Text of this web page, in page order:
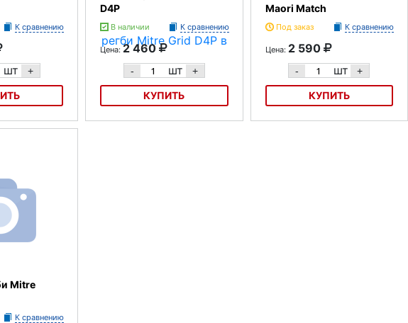
К сравнению
шт +
Crown
D4P
В наличии К сравнению
Цена: 2 460
- шт +
КУПИТЬ
Maori Match
Под заказ К сравнению
Цена: 2 590
- шт +
КУПИТЬ
Mitre
К сравнению